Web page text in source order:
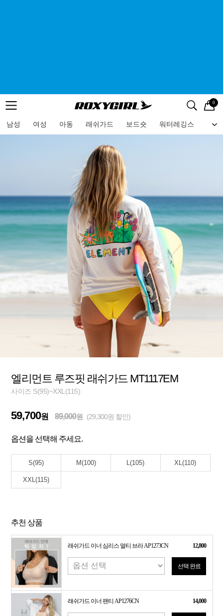
메뉴 검색
로고 0
남성 여성 아동 래쉬가드 보드숏 워터레깅스 비
메뉴
엘리먼트 루즈핏 래쉬가드 MT1117EM
사이즈 S(95)~XXL(115)
59,700원 89,000원 (29,300원 할인)
옵션을 선택해 주세요.
S(95) M(100) L(105) XL(110)
XXL(115)
추천 상품
래쉬가드 이너 심리스 멀티 브라 AP1273CN 12,800
선택 완료
래쉬가드 이너 팬티 AP1276CN 14,000